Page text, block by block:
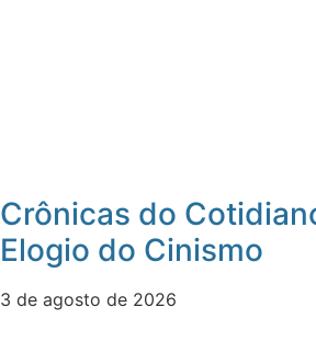
Crônicas do
Elogio do Cinismo
3 de agosto de 2026